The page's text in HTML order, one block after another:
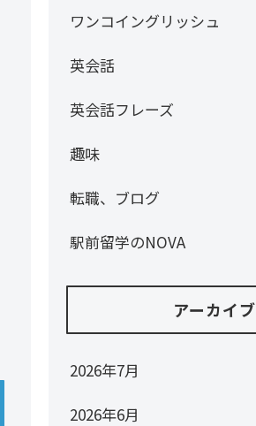
ワンコイングリッシュ
英会話
英会話フレーズ
趣味
転職、ブログ
駅前留学のNOVA
アーカイブ
2026年7月
2026年6月